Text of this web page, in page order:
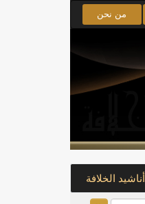
من نحن
أناشيد الخلافة